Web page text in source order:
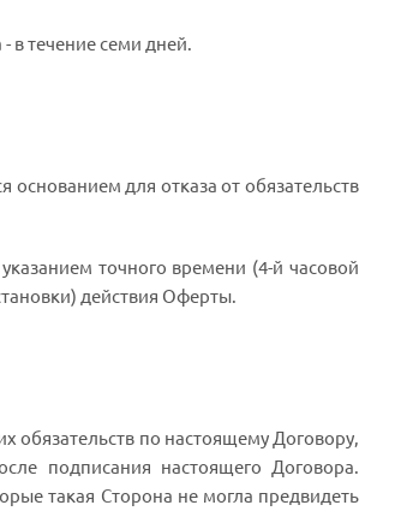
в течение семи дней.
для отказа от обязательств
точного времени (4-й часовой
действия Оферты.
обязательств по настоящему Договору,
подписания настоящего Договора.
такая Сторона не могла предвидеть